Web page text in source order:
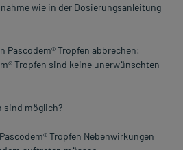
wie in der Dosierungsanleitung
Pascodem® Tropfen abbrechen:
Tropfen sind keine unerwünschten
sind möglich?
Tropfen Nebenwirkungen